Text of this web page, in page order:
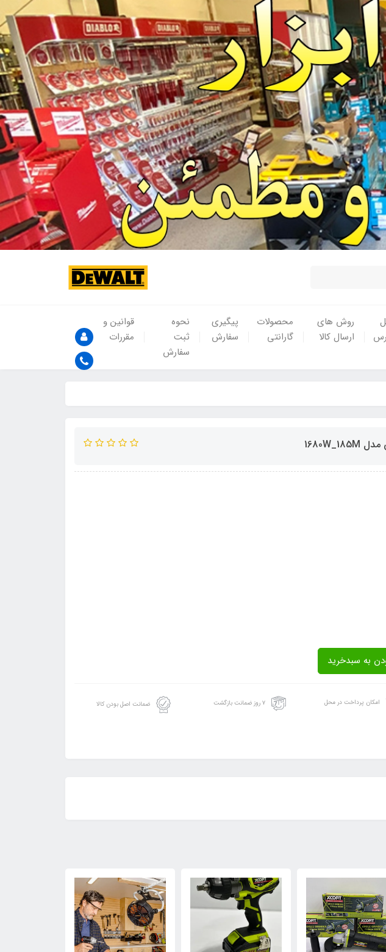
روش های
ارسال کالا
محصولات
گارانتی
پیگیری
سفارش
نحوه
ثبت
سفارش
قوانین و
مقررات
امکان پرداخت در محل ۷ روز ضمانت بازگشت ضمانت اصل بودن کالا